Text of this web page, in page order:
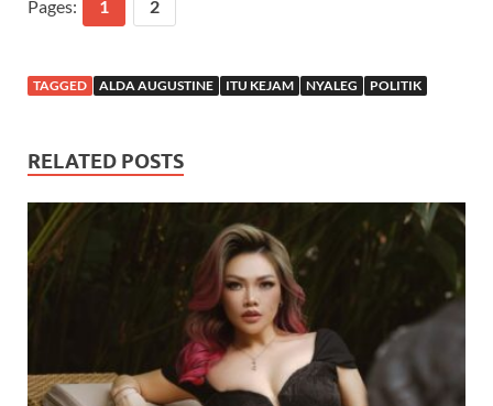
Pages: 1 2
TAGGED ALDA AUGUSTINE ITU KEJAM NYALEG POLITIK
RELATED POSTS